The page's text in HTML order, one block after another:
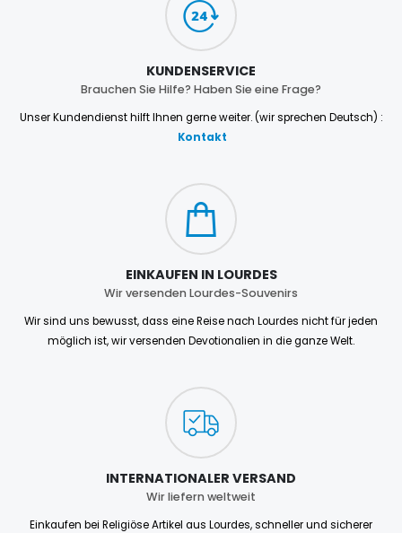
KUNDENSERVICE
Brauchen Sie Hilfe? Haben Sie eine Frage?
Unser Kundendienst hilft Ihnen gerne weiter. (wir sprechen Deutsch) :
Kontakt
EINKAUFEN IN LOURDES
Wir versenden Lourdes-Souvenirs
Wir sind uns bewusst, dass eine Reise nach Lourdes nicht für jeden
möglich ist, wir versenden Devotionalien in die ganze Welt.
INTERNATIONALER VERSAND
Wir liefern weltweit
Einkaufen bei Religiöse Artikel aus Lourdes, schneller und sicherer